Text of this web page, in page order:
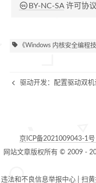
BY-NC-SA许可协
《Windows 内核安全编程技
驱动开发：配置驱动双机
京ICP备2021009043-1号
网站文章版权所有 © 2009 -
违法和不良信息举报中心
扫